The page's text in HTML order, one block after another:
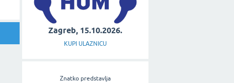
Zagreb, 15.10.2026.
KUPI ULAZNICU
Znatko predstavlja